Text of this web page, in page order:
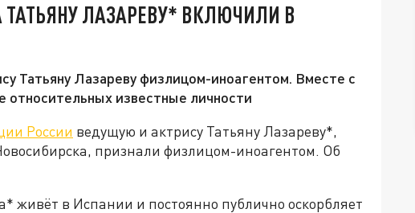
ЛАЗАРЕВУ* ВКЛЮЧИЛИ В
Татьяну Лазареву физлицом-иноагентом. Вместе с
относительных известные личности
России ведущую и актрису Татьяну Лазареву*,
признали физлицом-иноагентом. Об
живёт в Испании и постоянно публично оскорбляет